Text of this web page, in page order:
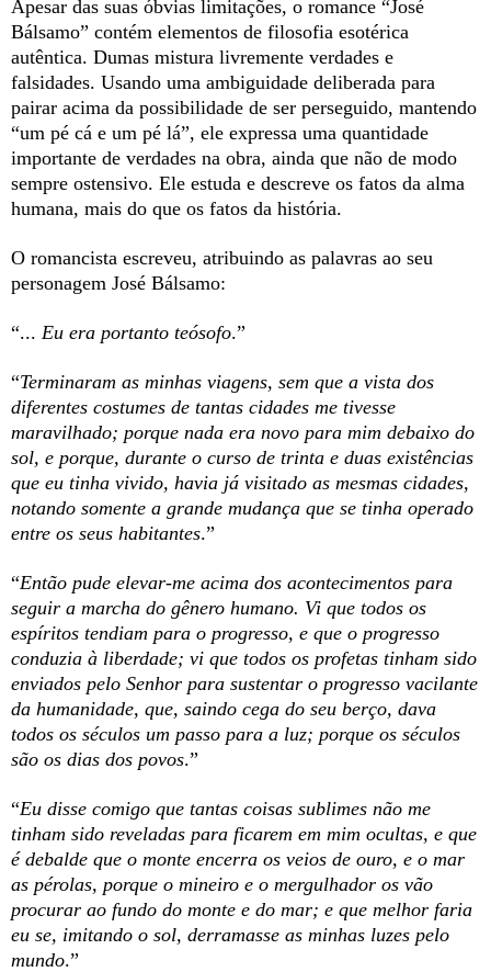
Apesar das suas óbvias limitações, o romance “José
Bálsamo” contém elementos de filosofia esotérica
autêntica. Dumas mistura livremente verdades e
falsidades. Usando uma ambiguidade deliberada para
pairar acima da possibilidade de ser perseguido, mantendo
“um pé cá e um pé lá”, ele expressa uma quantidade
importante de verdades na obra, ainda que não de modo
sempre ostensivo. Ele estuda e descreve os fatos da alma
humana, mais do que os fatos da história.
O romancista escreveu, atribuindo as palavras ao seu
personagem José Bálsamo:
“... Eu era portanto teósofo.”
“Terminaram as minhas viagens, sem que a vista dos
diferentes costumes de tantas cidades me tivesse
maravilhado; porque nada era novo para mim debaixo do
sol, e porque, durante o curso de trinta e duas existências
que eu tinha vivido, havia já visitado as mesmas cidades,
notando somente a grande mudança que se tinha operado
entre os seus habitantes.”
“Então pude elevar-me acima dos acontecimentos para
seguir a marcha do gênero humano. Vi que todos os
espíritos tendiam para o progresso, e que o progresso
conduzia à liberdade; vi que todos os profetas tinham sido
enviados pelo Senhor para sustentar o progresso vacilante
da humanidade, que, saindo cega do seu berço, dava
todos os séculos um passo para a luz; porque os séculos
são os dias dos povos.”
“Eu disse comigo que tantas coisas sublimes não me
tinham sido reveladas para ficarem em mim ocultas, e que
é debalde que o monte encerra os veios de ouro, e o mar
as pérolas, porque o mineiro e o mergulhador os vão
procurar ao fundo do monte e do mar; e que melhor faria
eu se, imitando o sol, derramasse as minhas luzes pelo
mundo.”